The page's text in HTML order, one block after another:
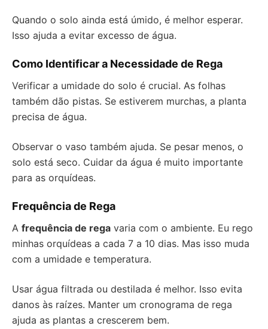
Quando o solo ainda está úmido, é melhor esperar.
Isso ajuda a evitar excesso de água.
Como Identificar a Necessidade de Rega
Verificar a umidade do solo é crucial. As folhas
também dão pistas. Se estiverem murchas, a planta
precisa de água.
Observar o vaso também ajuda. Se pesar menos, o
solo está seco. Cuidar da água é muito importante
para as orquídeas.
Frequência de Rega
A frequência de rega varia com o ambiente. Eu rego
minhas orquídeas a cada 7 a 10 dias. Mas isso muda
com a umidade e temperatura.
Usar água filtrada ou destilada é melhor. Isso evita
danos às raízes. Manter um cronograma de rega
ajuda as plantas a crescerem bem.